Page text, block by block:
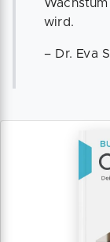
wird.
– Dr. Eva